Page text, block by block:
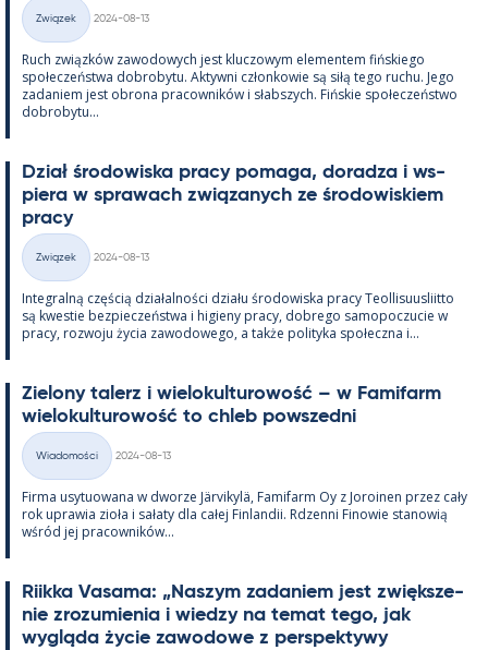
Kategorie
Związek
2024-08-13
Ruch związków zawo­dowych jest kluczowym ele­men­tem fińs­kiego
społeczeństwa do­bro­bytu. Ak­tywni człon­kowie są siłą tego ruchu. Jego
za­da­niem jest obrona pracow­ników i słabszych. Fińs­kie społeczeństwo
do­bro­bytu...
Dział śro­dowiska pracy po­maga, do­radza i ws­
piera w sprawach związa­nych ze śro­dowis­kiem
pracy
Kategorie
Związek
2024-08-13
In­te­gralną częścią działal­ności działu śro­dowiska pracy Teol­li­suus­liitto
są kwes­tie bez­pieczeństwa i hi­gieny pracy, dobrego sa­mo­poczucie w
pracy, rozwoju życia zawo­dowego, a także po­li­tyka społeczna i...
Zie­lony ta­lerz i wie­lo­kul­tu­rowość – w Fa­mi­farm
wie­lo­kul­tu­rowość to ch­leb powszedni
Kategorie
Wiadomości
2024-08-13
Firma usy­tuowana w dworze Jär­vi­kylä, Fa­mi­farm Oy z Jo­roi­nen przez cały
rok uprawia zioła i sałaty dla całej Fin­lan­dii. Rdzenni Fi­nowie sta­nowią
wśród jej pracow­ników...
Riikka Va­sama: „Naszym za­da­niem jest zwiększe­
nie zrozu­mie­nia i wiedzy na te­mat tego, jak
wygląda życie zawo­dowe z pers­pek­tywy